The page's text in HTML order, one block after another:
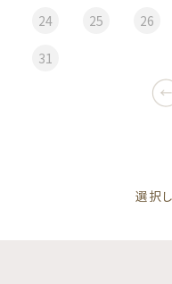
24 25 26
31